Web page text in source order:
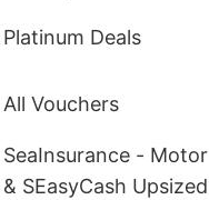
Platinum Deals
All Vouchers
SeaInsurance - Motor
& SEasyCash Upsized